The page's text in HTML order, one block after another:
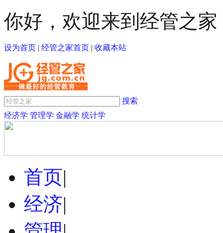
你好，欢迎来到经管之家
设为首页 | 经管之家首页 | 收藏本站
搜索
经济学 管理学 金融学 统计学
首页|
经济|